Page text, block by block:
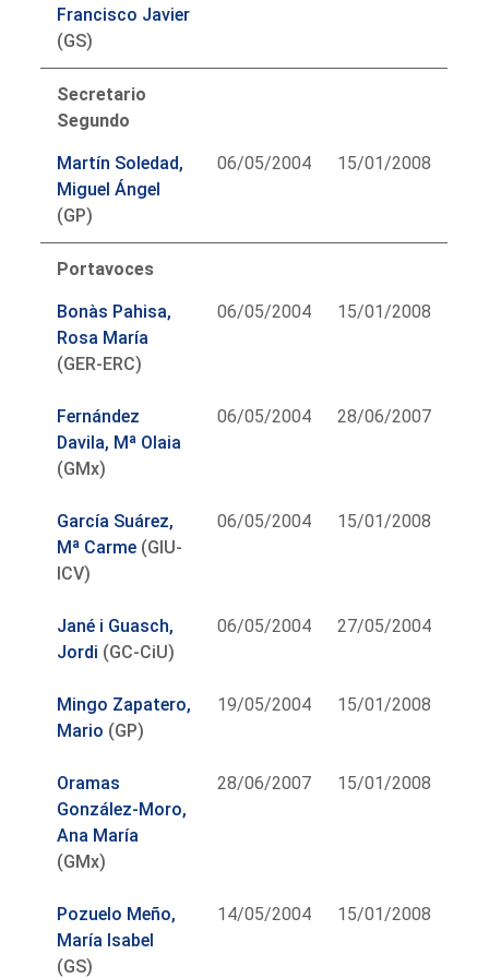
Francisco Javier
(GS)
Secretario
Segundo
Martín Soledad,
Miguel Ángel
(GP)
06/05/2004 15/01/2008
Portavoces
Bonàs Pahisa,
Rosa María
(GER-ERC)
06/05/2004 15/01/2008
Fernández
Davila, Mª Olaia
(GMx)
06/05/2004 28/06/2007
García Suárez,
Mª Carme (GIU-
ICV)
06/05/2004 15/01/2008
Jané i Guasch,
Jordi (GC-CiU)
06/05/2004 27/05/2004
Mingo Zapatero,
Mario (GP)
19/05/2004 15/01/2008
Oramas
González-Moro,
Ana María
(GMx)
28/06/2007 15/01/2008
Pozuelo Meño,
María Isabel
(GS)
14/05/2004 15/01/2008